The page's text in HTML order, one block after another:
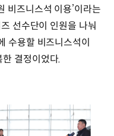
비즈니스석 이용’이라는
선수단이 인원을 나눠
수용할 비즈니스석이
결정이었다.